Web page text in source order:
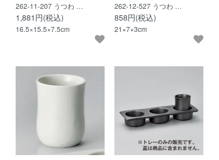
262-11-207 うつわ …
1,881円(税込)
16.5×15.5×7.5cm
262-12-527 うつわ …
858円(税込)
21×7×3cm